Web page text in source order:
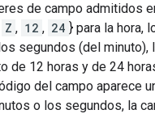
de campo admitidos
Z , 12 , 24 } para la hora,
segundos (del minuto),
de 12 horas y de 24
del campo aparece
o los segundos, la